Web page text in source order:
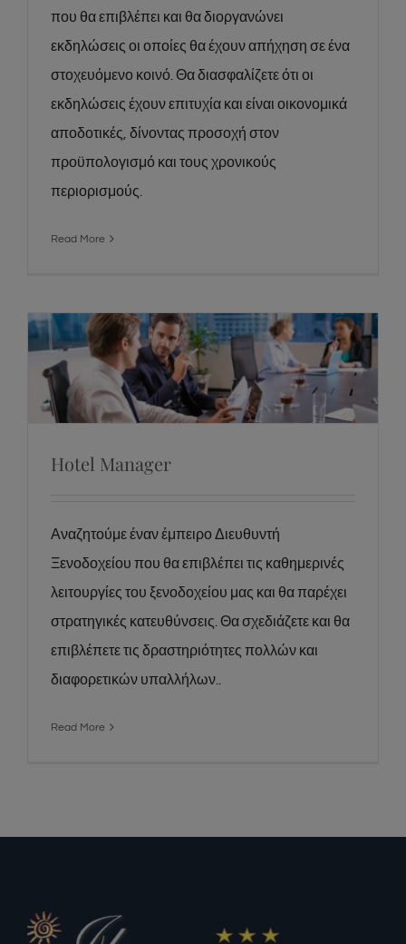
που θα επιβλέπει και θα διοργανώνει
εκδηλώσεις οι οποίες θα έχουν απήχηση σε ένα
στοχευόμενο κοινό. Θα διασφαλίζετε ότι οι
εκδηλώσεις έχουν επιτυχία και είναι οικονομικά
αποδοτικές, δίνοντας προσοχή στον
προϋπολογισμό και τους χρονικούς
περιορισμούς.
Read More
Hotel Manager
Hotel Manager
Αναζητούμε έναν έμπειρο Διευθυντή
Ξενοδοχείου που θα επιβλέπει τις καθημερινές
λειτουργίες του ξενοδοχείου μας και θα παρέχει
στρατηγικές κατευθύνσεις. Θα σχεδιάζετε και θα
επιβλέπετε τις δραστηριότητες πολλών και
διαφορετικών υπαλλήλων..
Read More